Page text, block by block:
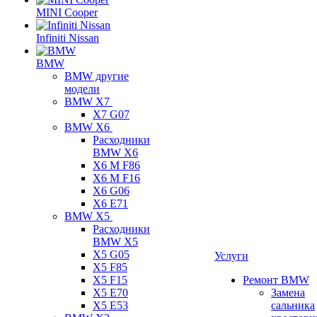
MINI Cooper
Infiniti Nissan
BMW
BMW другие
модели
BMW X7
X7 G07
BMW X6
Расходники
BMW X6
X6 M F86
X6 M F16
X6 G06
X6 E71
BMW X5
Расходники
BMW X5
X5 G05
X5 F85
X5 F15
X5 E70
X5 E53
Услуги
Ремонт BMW
Замена
сальника